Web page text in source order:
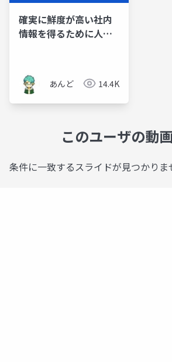
確実に鮮度が高い社内
情報を得るために人間
あんど 14.4K
このユーザの動
条件に一致するスライドが見つかりま